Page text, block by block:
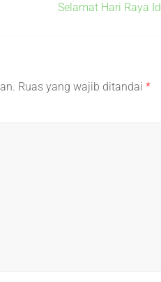
Selamat Hari Raya
Ruas yang wajib ditandai *